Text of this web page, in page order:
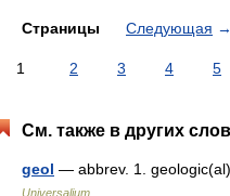
Страницы Следующая →
1 2 3 4 5
См. также в других
geol — abbrev. 1.
Universalium